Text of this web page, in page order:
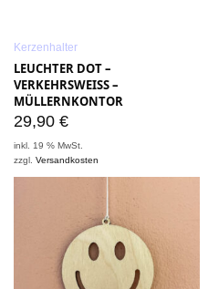
Kerzenhalter
LEUCHTER DOT –
VERKEHRSWEISS – M
ÜLLERNKONTOR
29,90 €
inkl. 19 % MwSt.
zzgl.Versandkosten